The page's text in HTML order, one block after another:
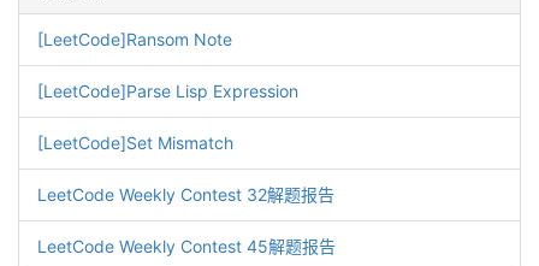
[LeetCode]Ransom Note
[LeetCode]Parse Lisp Expression
[LeetCode]Set Mismatch
LeetCode Weekly Contest 32解题报告
LeetCode Weekly Contest 45解题报告